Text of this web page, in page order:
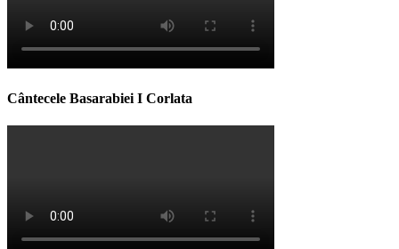
Cântecele Basarabiei I Corlata